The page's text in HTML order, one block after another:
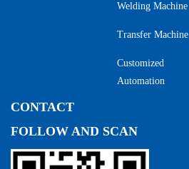
Welding Machine
Transfer Machine
Customized
Automation
CONTACT
FOLLOW AND SCAN